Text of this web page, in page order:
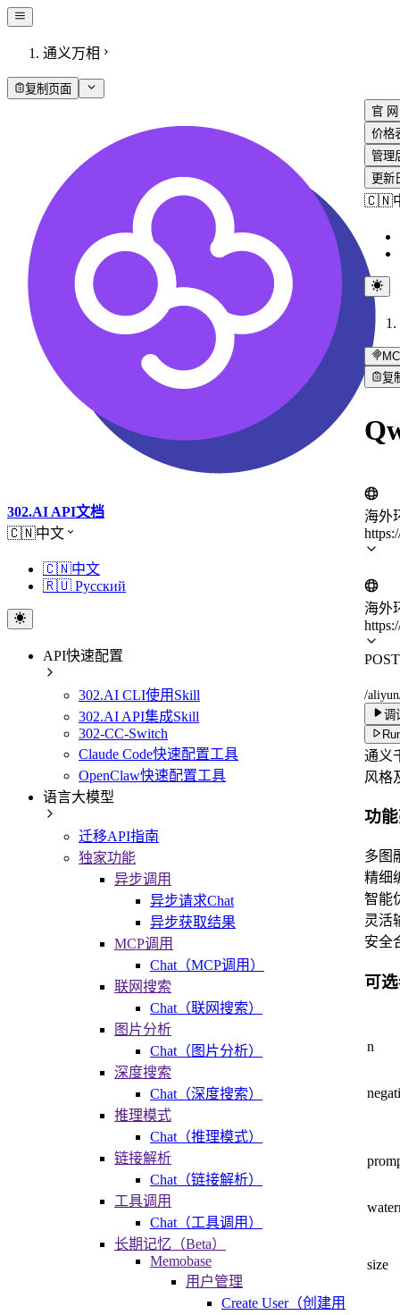
通义万相
复制页面
302.AI API文档
🇨🇳中文
🇨🇳中文
🇷🇺 Русский
API快速配置
302.AI CLI使用Skill
302.AI API集成Skill
302-CC-Switch
Claude Code快速配置工具
OpenClaw快速配置工具
语言大模型
迁移API指南
独家功能
异步调用
异步请求Chat
异步获取结果
MCP调用
Chat（MCP调用）
联网搜索
Chat（联网搜索）
图片分析
Chat（图片分析）
深度搜索
Chat（深度搜索）
推理模式
Chat（推理模式）
链接解析
Chat（链接解析）
工具调用
Chat（工具调用）
长期记忆（Beta）
Memobase
用户管理
Create User（创建用
官 网
价格
管理
更新
🇨🇳
复
海外
海外
POST
/
调
通义
风格
功
多图
精细
智能
灵活
安全
可
n
size